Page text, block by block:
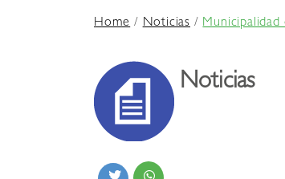
Home/Noticias /
Noticias